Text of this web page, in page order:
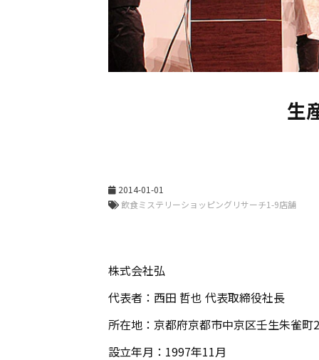
生
2014-01-01
株式会社弘
代表者：西田 哲也 代表取締役社長
所在地：京都府京都市中京区壬生朱雀町
設立年月：1997年11月